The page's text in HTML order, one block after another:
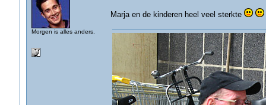
Morgen is alles anders.
Marja en de kinderen heel veel sterkte